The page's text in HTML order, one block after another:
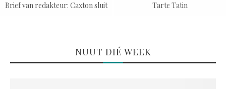
Brief van redakteur: Caxton sluit Tarte Tatin
NUUT DIÉ WEEK